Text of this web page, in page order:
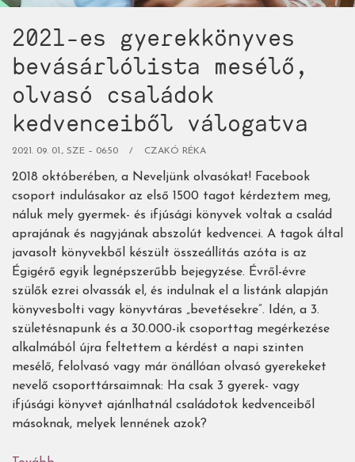
sorozat)
2021-es gyerekkönyves
bevásárlólista mesélő,
olvasó családok
kedvenceiből válogatva
2021. 09. 01., SZE – 06:50 CZAKÓ RÉKA
2018 októberében, a Neveljünk olvasókat! Facebook
csoport indulásakor az első 1500 tagot kérdeztem meg,
náluk mely gyermek- és ifjúsági könyvek voltak a család
aprajának és nagyjának abszolút kedvencei. A tagok által
javasolt könyvekből készült összeállítás azóta is az
Égigérő egyik legnépszerűbb bejegyzése. Évről-évre
szülők ezrei olvassák el, és indulnak el a listánk alapján
könyvesbolti vagy könyvtáras „bevetésekre”. Idén, a 3.
születésnapunk és a 30.000-ik csoporttag megérkezése
alkalmából újra feltettem a kérdést a napi szinten
mesélő, felolvasó vagy már önállóan olvasó gyerekeket
nevelő csoporttársaimnak: Ha csak 3 gyerek- vagy
ifjúsági könyvet ajánlhatnál családotok kedvenceiből
másoknak, melyek lennének azok?